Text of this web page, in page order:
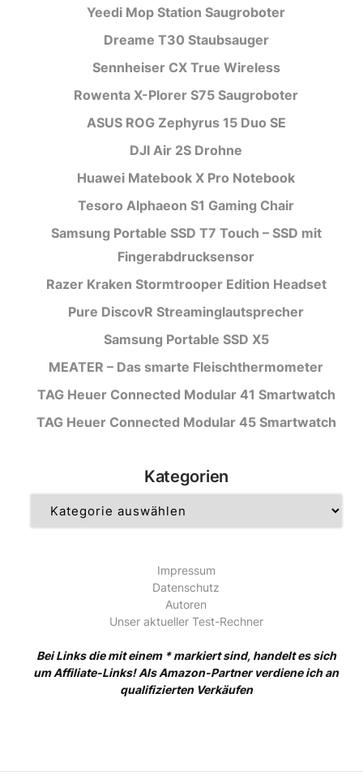
Yeedi Mop Station Saugroboter
Dreame T30 Staubsauger
Sennheiser CX True Wireless
Rowenta X-Plorer S75 Saugroboter
ASUS ROG Zephyrus 15 Duo SE
DJI Air 2S Drohne
Huawei Matebook X Pro Notebook
Tesoro Alphaeon S1 Gaming Chair
Samsung Portable SSD T7 Touch – SSD mit
Fingerabdrucksensor
Razer Kraken Stormtrooper Edition Headset
Pure DiscovR Streaminglautsprecher
Samsung Portable SSD X5
MEATER – Das smarte Fleischthermometer
TAG Heuer Connected Modular 41 Smartwatch
TAG Heuer Connected Modular 45 Smartwatch
Kategorien
Impressum
Datenschutz
Autoren
Unser aktueller Test-Rechner
Bei Links die mit einem * markiert sind, handelt es sich
um Affiliate-Links! Als Amazon-Partner verdiene ich an
qualifizierten Verkäufen